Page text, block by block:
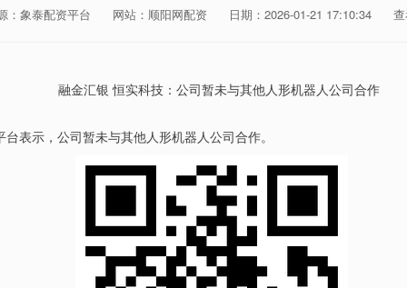
：象泰配资平台 网站：顺阳网配资 日期：2026-01-21 17:10:34
表示，公司暂未与其他人形机器人公司合作。